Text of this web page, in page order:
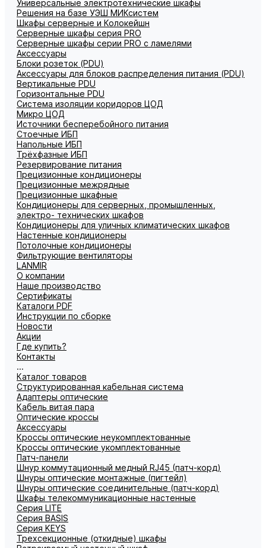
Универсальные электротехнические шкафы
Решения на базе УЭШ МИКсистем
Шкафы серверные и Колокейшн
Серверные шкафы серия PRO
Серверные шкафы серии PRO с ламелями
Аксессуары
Блоки розеток (PDU)
Аксессуары для блоков распределения питания (PDU)
Вертикальные PDU
Горизонтальные PDU
Система изоляции коридоров ЦОД
Микро ЦОД
Источники бесперебойного питания
Стоечные ИБП
Напольные ИБП
Трёхфазные ИБП
Резервирование питания
Прецизионные кондиционеры
Прецизионные межрядные
Прецизионные шкафные
Кондиционеры для серверных, промышленных,
электро- технических шкафов
Кондиционеры для уличных климатических шкафов
Настенные кондиционеры
Потолочные кондиционеры
Фильтрующие вентиляторы
LANMIR
О компании
Наше производство
Сертификаты
Каталоги PDF
Инструкции по сборке
Новости
Акции
Где купить?
Контакты
...
Каталог товаров
Структурированная кабельная система
Адаптеры оптические
Кабель витая пара
Оптические кроссы
Аксессуары
Кроссы оптические неукомплектованные
Кроссы оптические укомплектованные
Патч-панели
Шнур коммутационный медный RJ45 (патч-корд)
Шнуры оптические монтажные (пигтейл)
Шнуры оптические соединительные (патч-корд)
Шкафы телекоммуникационные настенные
Cерия LITE
Cерия BASIS
Cерия KEYS
Трехсекционные (откидные) шкафы